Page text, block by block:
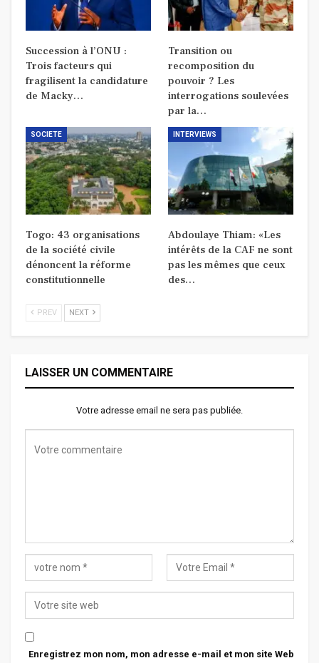
Succession à l’ONU :
Trois facteurs qui
fragilisent la candidature
de Macky…
Transition ou
recomposition du
pouvoir ? Les
interrogations soulevées
par la…
SOCIETE
Togo: 43 organisations
de la société civile
dénoncent la réforme
constitutionnelle
INTERVIEWS
Abdoulaye Thiam: «Les
intérêts de la CAF ne sont
pas les mêmes que ceux
des…
PREV NEXT
LAISSER UN COMMENTAIRE
Votre adresse email ne sera pas publiée.
Enregistrez mon nom, mon adresse e-mail et mon site Web